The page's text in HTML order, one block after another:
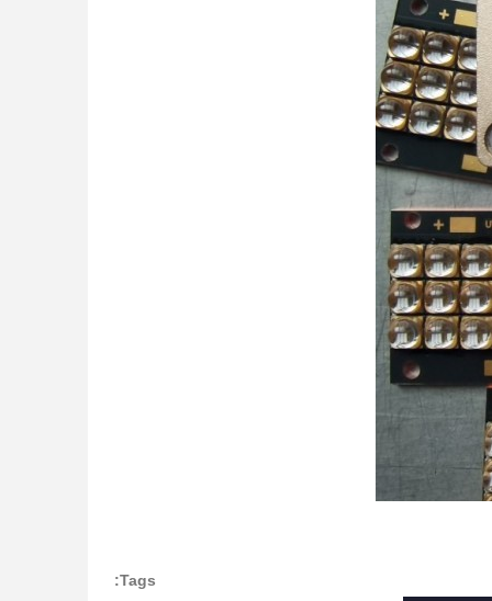
Tags: